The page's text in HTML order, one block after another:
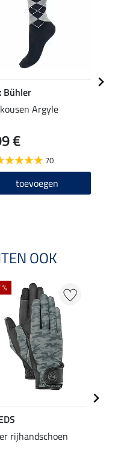
Bühler
Argyle
€
70
toevoegen
OOK
rijhandschoen